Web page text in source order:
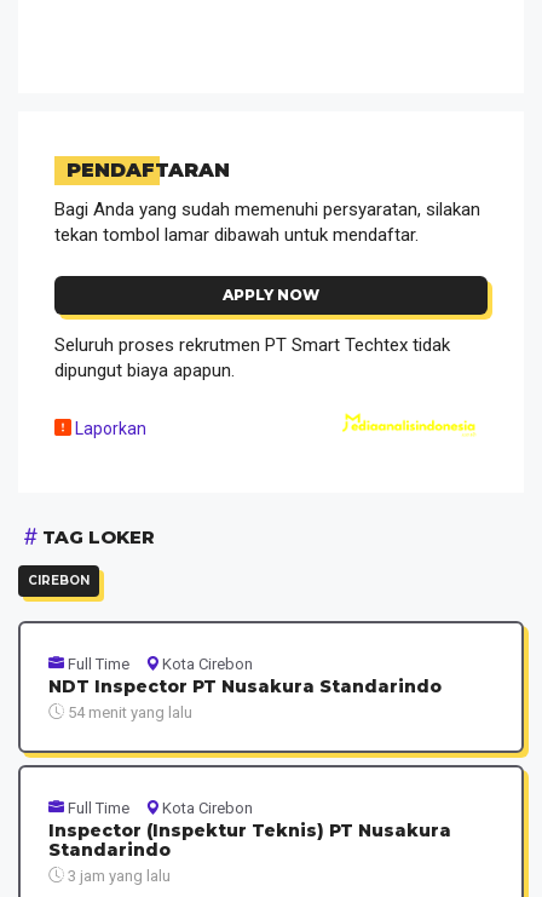
PENDAFTARAN
Bagi Anda yang sudah memenuhi persyaratan, silakan
tekan tombol lamar dibawah untuk mendaftar.
APPLY NOW
Seluruh proses rekrutmen PT Smart Techtex tidak
dipungut biaya apapun.
Laporkan
TAG LOKER
CIREBON
Full Time Kota Cirebon
NDT Inspector PT Nusakura Standarindo
54 menit yang lalu
Full Time Kota Cirebon
Inspector (Inspektur Teknis) PT Nusakura
Standarindo
3 jam yang lalu